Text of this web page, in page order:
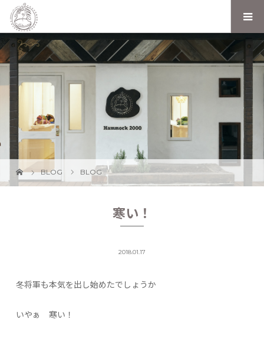
BLOG BLOG
寒い！
2018.01.17
冬将軍も本気を出し始めたでしょうか
いやぁ 寒い！